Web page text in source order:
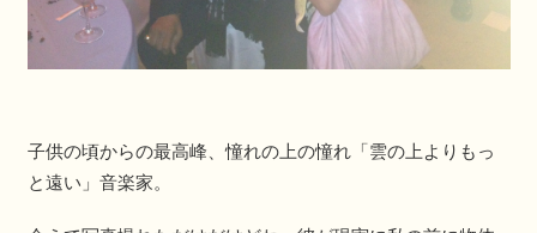
子供の頃からの最高峰、憧れの上の憧れ「雲の上よりもっ
と遠い」音楽家。